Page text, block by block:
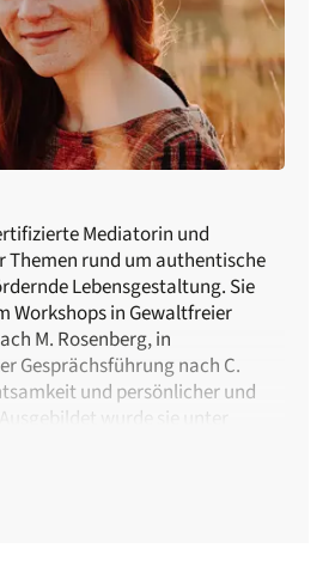
Mediatorin und
Themen rund um authentische
Lebensgestaltung. Sie
Workshops in Gewaltfreier
M. Rosenberg, in
Gesprächsführung nach C.
und persönlicher und
wurde sie unter
für Nachhaltigkeit